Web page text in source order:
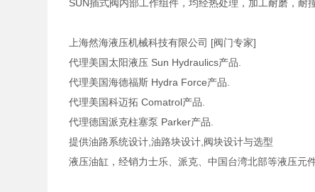
SUN插式阀内部工作组件，均经热处理，加工耐磨，耐
上海然海液压机械科技有限公司 [阀门专家]
代理美国太阳液压 Sun Hydraulics产品.
代理美国海德福斯 Hydra Force产品.
代理美国科迈拓 Comatrol产品.
代理德国派克柱塞泵 Parker产品.
提供油路系统设计,油路块设计,阀块设计与选型
液压油缸，经销力士乐、派克、中国台湾北部等液压元